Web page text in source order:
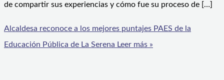
de compartir sus experiencias y cómo fue su proceso de […]
Alcaldesa reconoce a los mejores puntajes PAES de la
Educación Pública de La Serena Leer más »